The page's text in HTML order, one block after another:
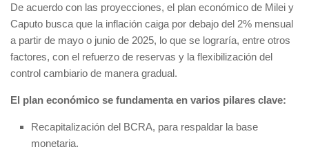
De acuerdo con las proyecciones, el plan económico de Milei y
Caputo busca que la inflación caiga por debajo del 2% mensual
a partir de mayo o junio de 2025, lo que se lograría, entre otros
factores, con el refuerzo de reservas y la flexibilización del
control cambiario de manera gradual.
El plan económico se fundamenta en varios pilares clave:
Recapitalización del BCRA, para respaldar la base
monetaria.